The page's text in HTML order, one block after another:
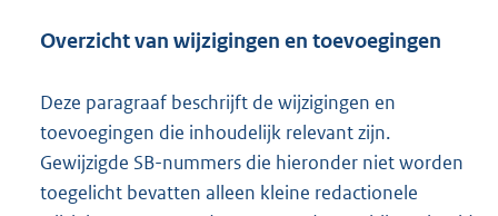
Overzicht van wijzigingen en toevoegingen
Deze paragraaf beschrijft de wijzigingen en
toevoegingen die inhoudelijk relevant zijn.
Gewijzigde SB-nummers die hieronder niet worden
toegelicht bevatten alleen kleine redactionele